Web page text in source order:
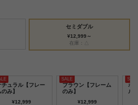
セミダブル
¥12,999～
在庫：△
チュラル【フレー
のみ】
¥12,999
ブラウン【フレーム
のみ】
¥12,999
ホ
ル